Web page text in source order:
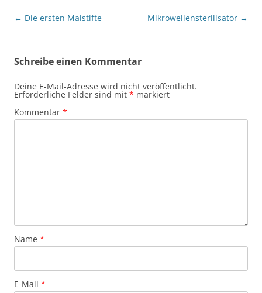
Beitragsnavigation
← Die ersten Malstifte Mikrowellensterilisator →
Schreibe einen Kommentar
Deine E-Mail-Adresse wird nicht veröffentlicht.
Erforderliche Felder sind mit * markiert
Kommentar *
Name *
E-Mail *